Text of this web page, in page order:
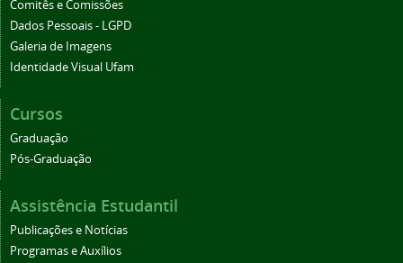
Comitês e Comissões
Dados Pessoais - LGPD
Galeria de Imagens
Identidade Visual Ufam
Cursos
Graduação
Pós-Graduação
Assistência Estudantil
Publicações e Notícias
Programas e Auxílios